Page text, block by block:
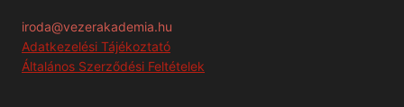
iroda@vezerakademia.hu
Adatkezelési Tájékoztató
Általános Szerződési Feltételek